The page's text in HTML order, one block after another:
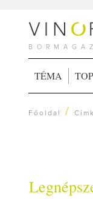
TÉMA
Főoldal /